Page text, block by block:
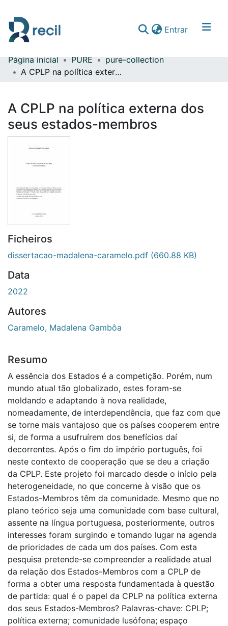
Entrar(current)
Comunidades & Coleções
Estatísticas
Página inicial PURE
pure-collection
A CPLP na política externa dos seus estados-membros
A CPLP na política externa dos
seus estados-membros
Ficheiros
dissertacao-madalena-caramelo.pdf (660.88 KB)
Data
2022
Autores
Caramelo, Madalena Gambôa
Resumo
A essência dos Estados é a competição. Porém, num
mundo atual tão globalizado, estes foram-se
moldando e adaptando à nova realidade,
nomeadamente, de interdependência, que faz com que
se torne mais vantajoso que os países cooperem entre
si, de forma a usufruírem dos benefícios daí
decorrentes. Após o fim do império português, foi
neste contexto de cooperação que se deu a criação
da CPLP. Este projeto foi marcado desde o início pela
heterogeneidade, no que concerne à visão que os
Estados-Membros têm da comunidade. Mesmo que no
plano teórico seja uma comunidade com base cultural,
assente na língua portuguesa, posteriormente, outros
interesses foram surgindo e tomando lugar na agenda
de prioridades de cada um dos países. Com esta
pesquisa pretende-se compreender a realidade atual
da relação dos Estados-Membros com a CPLP de
forma a obter uma resposta fundamentada à questão
de partida: qual é o papel da CPLP na política externa
dos seus Estados-Membros? Palavras-chave: CPLP;
política externa; comunidade lusófona; espaço